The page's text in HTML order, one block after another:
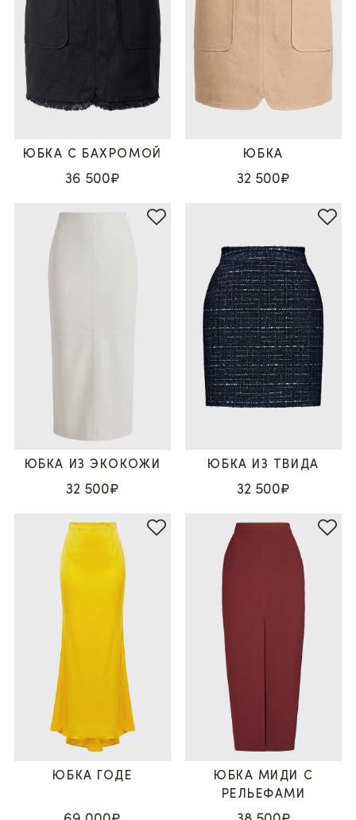
ЮБКА С БАХРОМОЙ
36 500₽
ЮБКА
32 500₽
ЮБКА ИЗ ЭКОКОЖИ
32 500₽
ЮБКА ИЗ ТВИДА
32 500₽
ЮБКА ГОДЕ
ЮБКА МИДИ С
РЕЛЬЕФАМИ